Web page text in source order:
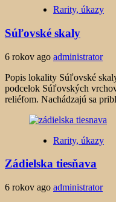
Rarity, úkazy
Súľovské skaly
6 rokov ago administrator
Popis lokality Súľovské
podcelok Súľovských
reliéfom. Nachádzajú sa
Rarity, úkazy
Zádielska tiesňava
6 rokov ago administrator